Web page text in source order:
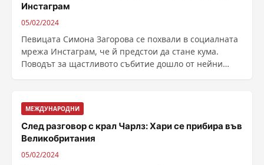
Инстаграм
05/02/2024
Певицата Симона Загорова се похвали в социалната
мрежа Инстаграм, че й предстои да стане кума.
Поводът за щастливото събитие дошло от нейни
МЕЖДУНАРОДНИ
След разговор с крал Чарлз: Хари се прибира във
Великобритания
05/02/2024